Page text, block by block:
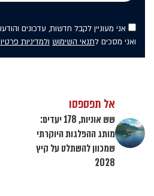
אני מעוניין לקבל חדשות, עדכונים
ואני מסכים לתנאי השימוש ולמדיניות
אל תפספסו
שש אוניות, 178 יעדים:
מותג ההפלגות היוקרתי
שמכוון להשתלט על קיץ
2028